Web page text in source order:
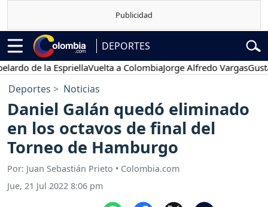
DEPORTES
de la EspriellaVuelta a ColombiaJorge Alfredo VargasGustavo
Deportes Noticias
Daniel Galán quedó eliminado
en los octavos de final del
Torneo de Hamburgo
Por: Juan Sebastián Prieto • Colombia.com
Jue, 21 Jul 2022 8:06 pm